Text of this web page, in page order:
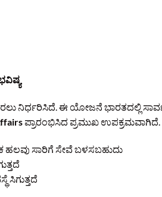
ತರಲು ನಿರ್ಧರಿಸಿದೆ. ಈ ಯೋಜನೆ ಭಾರತದಲ್ಲಿ
ಪ್ರಾರಂಭಿಸಿದ ಪ್ರಮುಖ ಉಪಕ್ರಮವಾಗಿದೆ.
ಸಾರಿಗೆ ಸೇವೆ ಬಳಸಬಹುದು
ಸಿಗುತ್ತದೆ